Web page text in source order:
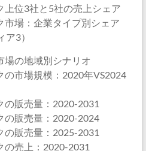
上位3社と5社の売上シェア
場：企業タイプ別シェア
3）
場の地域別シナリオ
市場規模：2020年VS2024
の販売量：2020-2031
の販売量：2020-2024
の販売量：2025-2031
の売上：2020-2031